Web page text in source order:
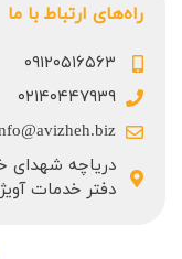
راه‌های ارتباط با ما
۰۹۱۲۰۵۱۶۵۶۳
۰۲۱۴۰۴۴۷۹۳۹
دفتر خدمات